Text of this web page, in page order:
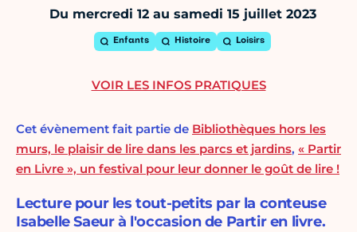
Du mercredi 12 au samedi 15 juillet 2023
Enfants Histoire Loisirs
Cet évènement fait partie de Bibliothèques hors les
murs, le plaisir de lire dans les parcs et jardins, « Partir
en Livre », un festival pour leur donner le goût de lire !
Lecture pour les tout-petits par la conteuse
Isabelle Saeur à l'occasion de Partir en livre.
VOIR LES INFOS PRATIQUES